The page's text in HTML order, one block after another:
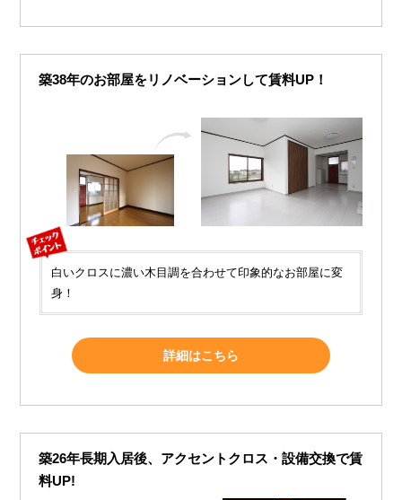
築38年のお部屋をリノベーションして賃料UP！
白いクロスに濃い木目調を合わせて印象的なお部屋に変
身！
詳細はこちら
築26年長期入居後、アクセントクロス・設備交換で賃
料UP!